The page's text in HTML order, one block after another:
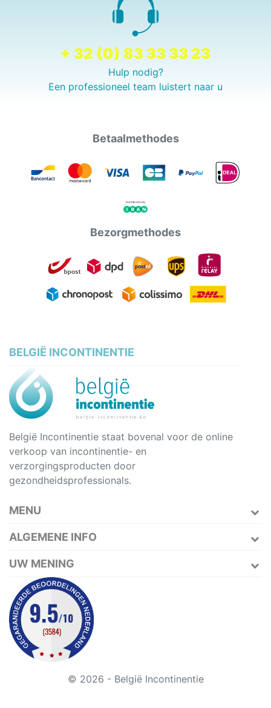
+ 32 (0) 83 33 33 23
Hulp nodig?
Een professioneel team luistert naar u
Betaalmethodes
Bezorgmethodes
BELGIË INCONTINENTIE
België Incontinentie staat bovenal voor de online
verkoop van incontinentie- en
verzorgingsproducten door
gezondheidsprofessionals.
MENU
ALGEMENE INFO
UW MENING
© 2026 - België Incontinentie